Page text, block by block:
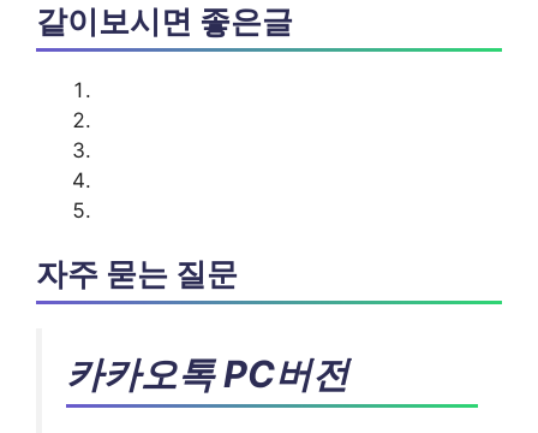
같이보시면 좋은글
자주 묻는 질문
카카오톡 PC버전